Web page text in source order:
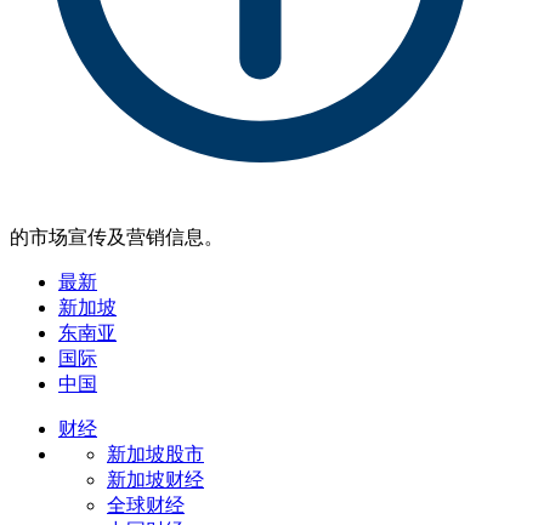
的市场宣传及营销信息。
最新
新加坡
东南亚
国际
中国
财经
新加坡股市
新加坡财经
全球财经